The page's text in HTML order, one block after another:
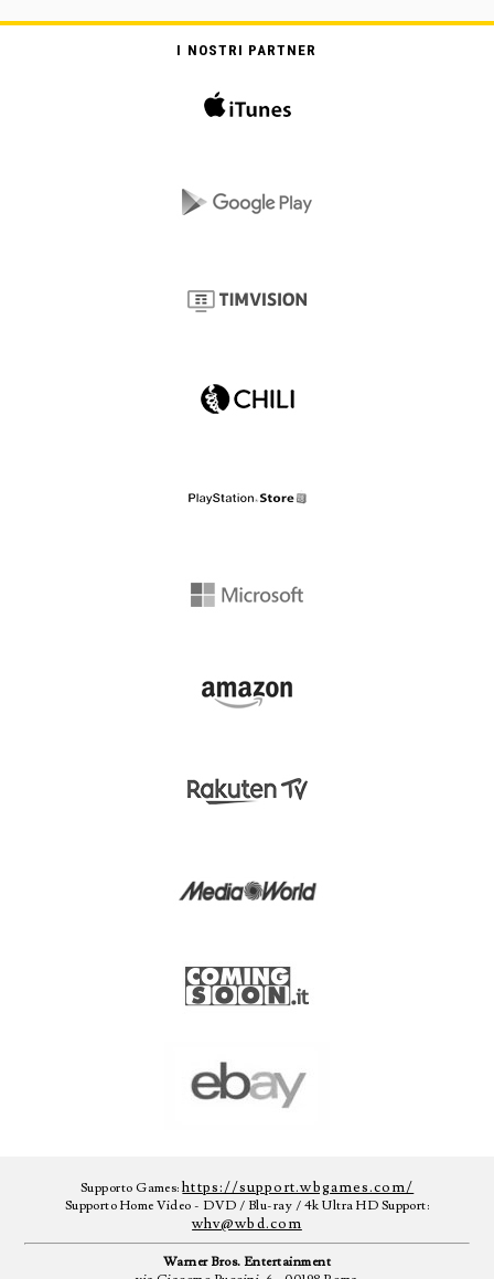
I NOSTRI PARTNER
Supporto Games:https://support.wbgames.com/
Supporto Home Video - DVD / Blu-ray / 4k Ultra HD Support:
whv@wbd.com
Warner Bros. Entertainment